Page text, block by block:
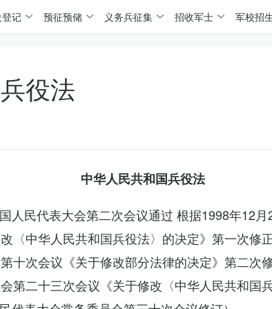
记 预征预储 义务兵征集 招收军士 军校招
役法
中华人民共和国兵役法
人民代表大会第二次会议通过 根据1998年12
〈中华人民共和国兵役法〉的决定》第一次修
十次会议《关于修改部分法律的决定》第二次
第二十三次会议《关于修改〈中华人民共和国